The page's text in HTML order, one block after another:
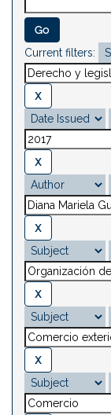
Current filters: